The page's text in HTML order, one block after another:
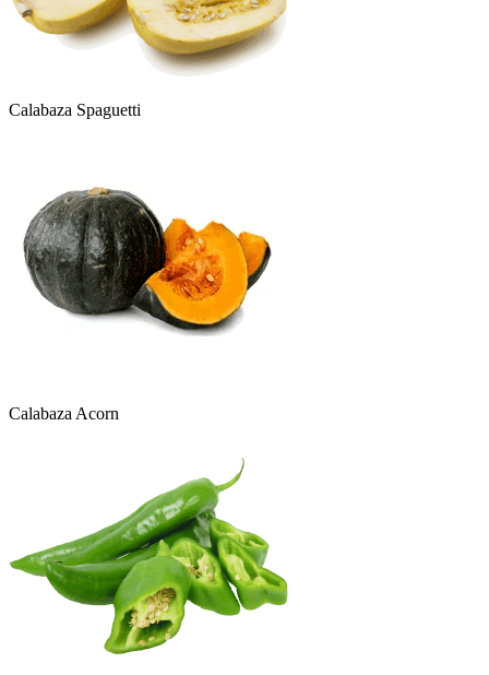
Calabaza Spaguetti
Calabaza Acorn